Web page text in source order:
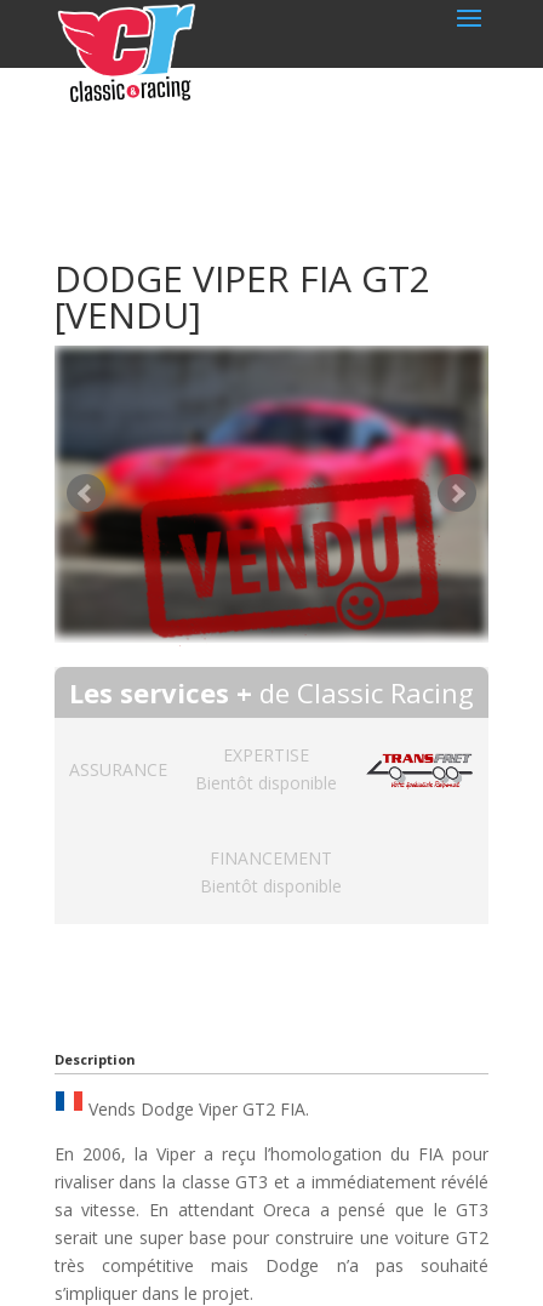
DODGE VIPER FIA GT2
[VENDU]
Les services + de Classic Racing
ASSURANCE
EXPERTISE
Bientôt disponible
FINANCEMENT
Bientôt disponible
Description
Vends Dodge Viper GT2 FIA.
En 2006, la Viper a reçu l’homologation du FIA pour
rivaliser dans la classe GT3 et a immédiatement révélé
sa vitesse. En attendant Oreca a pensé que le GT3
serait une super base pour construire une voiture GT2
très compétitive mais Dodge n’a pas souhaité
s’impliquer dans le projet.